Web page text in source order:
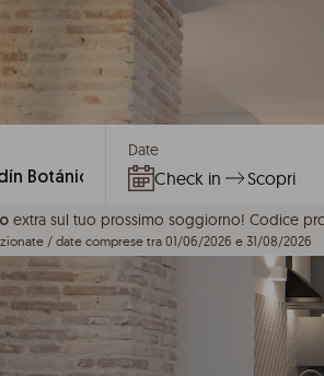
Date
Check in Scopri
extra sul tuo prossimo soggiorno! Codice
/ date comprese tra 01/06/2026 e 31/08/2026